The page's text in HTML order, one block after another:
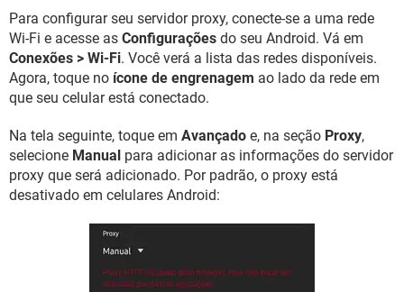
Para configurar seu servidor proxy, conecte-se a uma rede
Wi-Fi e acesse as Configurações do seu Android. Vá em
Conexões > Wi-Fi. Você verá a lista das redes disponíveis.
Agora, toque no ícone de engrenagem ao lado da rede em
que seu celular está conectado.
Na tela seguinte, toque em Avançado e, na seção Proxy,
selecione Manual para adicionar as informações do servidor
proxy que será adicionado. Por padrão, o proxy está
desativado em celulares Android: